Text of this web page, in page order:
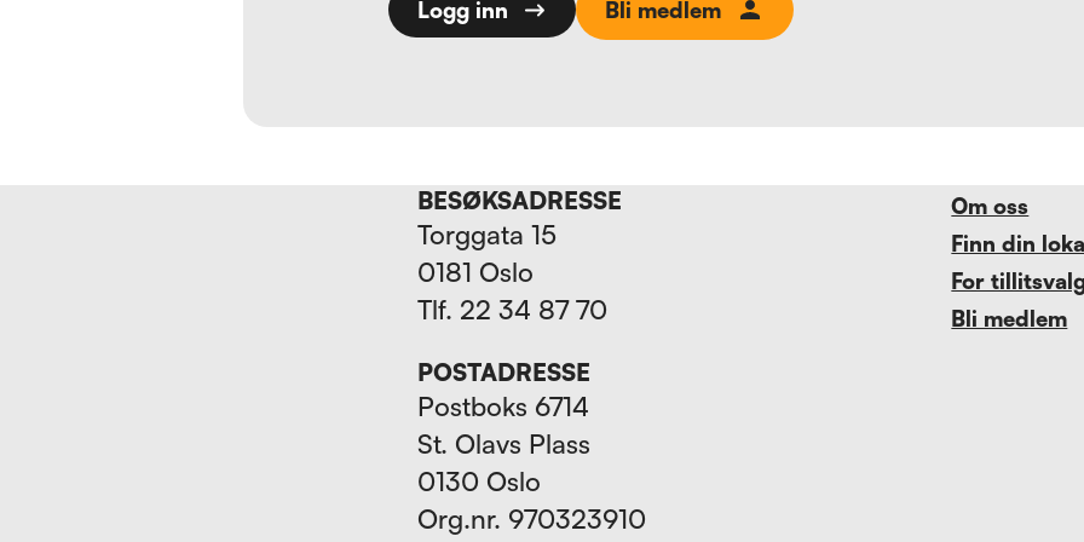
Logg inn Bli medlem
BESØKSADRESSE
Torggata 15
0181 Oslo
Tlf. 22 34 87 70
POSTADRESSE
Postboks 6714
St. Olavs Plass
0130 Oslo
Org.nr. 970323910
Om oss
Finn din
For
Bli medlem